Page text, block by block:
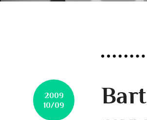
2009
10/09